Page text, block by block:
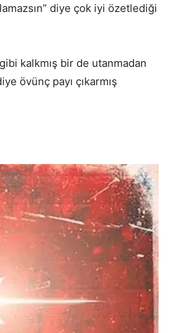
diye çok iyi özetlediği
kalkmış bir de utanmadan
övünç payı çıkarmış